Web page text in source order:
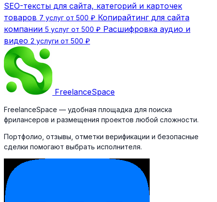
SEO-тексты для сайта, категорий и карточек
товаров 7 услуг от 500 ₽ Копирайтинг для сайта
компании 5 услуг от 500 ₽ Расшифровка аудио и
видео 2 услуги от 500 ₽
FreelanceSpace
FreelanceSpace — удобная площадка для поиска
фрилансеров и размещения проектов любой сложности.
Портфолио, отзывы, отметки верификации и безопасные
сделки помогают выбрать исполнителя.